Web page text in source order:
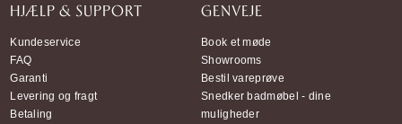
HJÆLP & SUPPORT
Kundeservice
FAQ
Garanti
Levering og fragt
Betaling
GENVEJE
Book et møde
Showrooms
Bestil vareprøve
Snedker badmøbel - dine
muligheder